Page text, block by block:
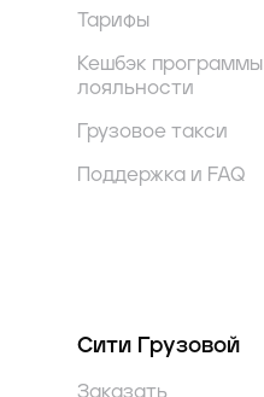
Тарифы
Кешбэк программы
лояльности
Грузовое такси
Поддержка и FAQ
Сити Грузовой
Заказать